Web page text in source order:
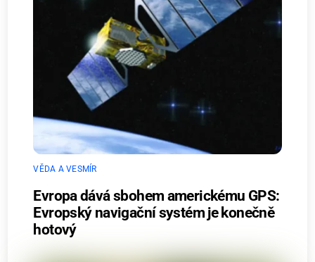
VĚDA A VESMÍR
Evropa dává sbohem americkému GPS:
Evropský navigační systém je konečně
hotový